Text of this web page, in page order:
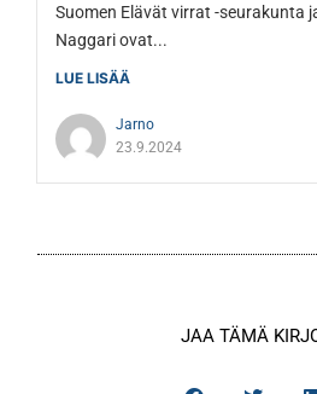
Suomen Elävät virrat -seurakunta
Naggari ovat...
LUE LISÄÄ
Jarno
23.9.2024
JAA TÄMÄ